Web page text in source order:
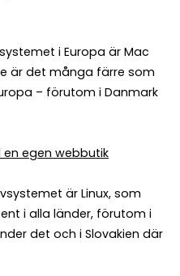
i Europa är Mac
är det många färre som
– förutom i Danmark
egen webbutik
är Linux, som
i alla länder, förutom i
det och i Slovakien där